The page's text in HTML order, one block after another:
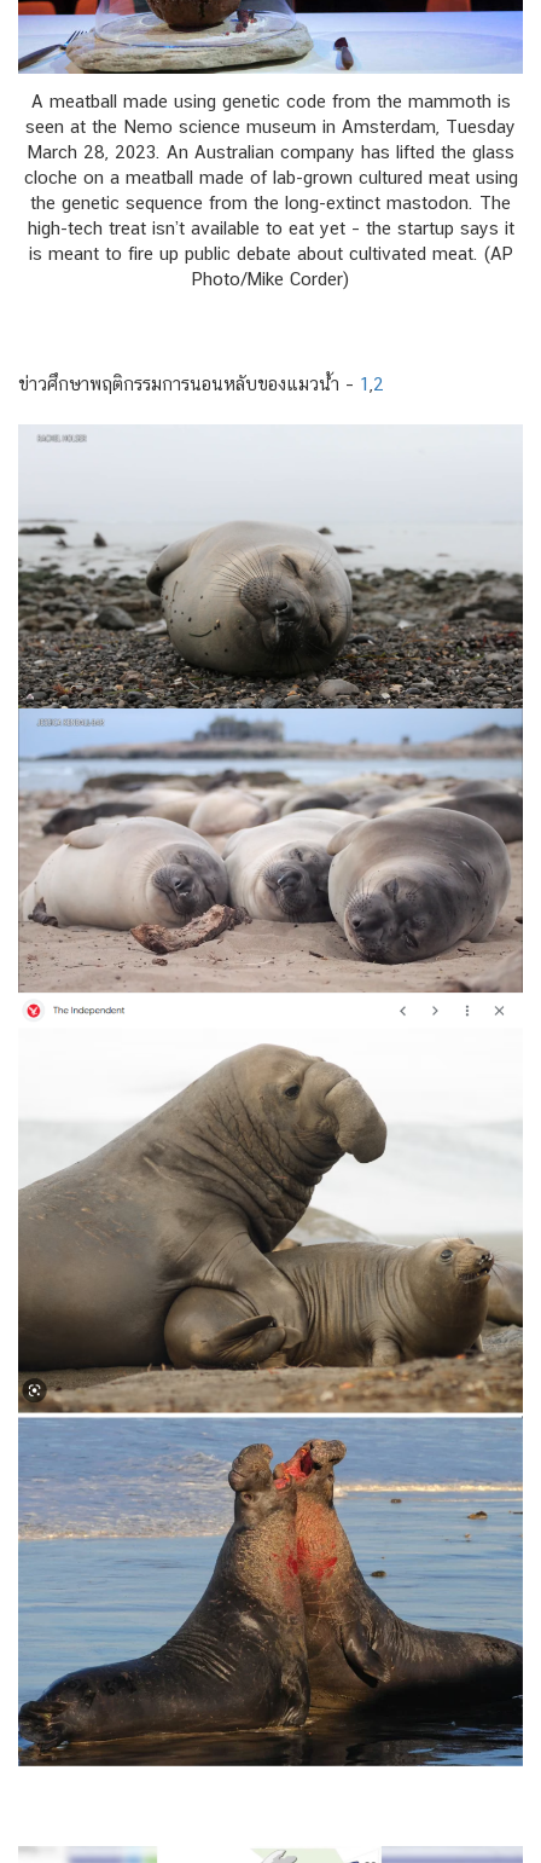
A meatball made using genetic code from the mammoth is
seen at the Nemo science museum in Amsterdam, Tuesday
March 28, 2023. An Australian company has lifted the glass
cloche on a meatball made of lab-grown cultured meat using
the genetic sequence from the long-extinct mastodon. The
high-tech treat isn’t available to eat yet – the startup says it
is meant to fire up public debate about cultivated meat. (AP
Photo/Mike Corder)
ข่าวศึกษาพฤติกรรมการนอนหลับของแมวน้ำ – 1 2